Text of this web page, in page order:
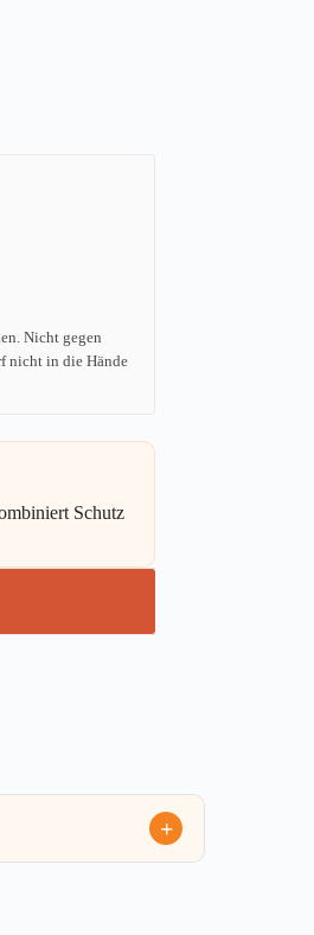
Nicht gegen
nicht in die Hände
Schutz